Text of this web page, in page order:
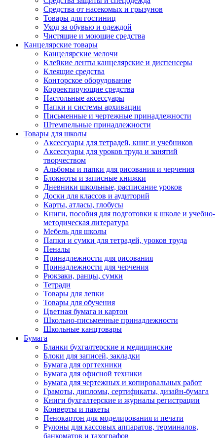
Средства от насекомых и грызунов
Товары для гостиниц
Уход за обувью и одеждой
Чистящие и моющие средства
Канцелярские товары
Канцелярские мелочи
Клейкие ленты канцелярские и диспенсеры
Клеящие средства
Конторское оборудование
Корректирующие средства
Настольные аксессуары
Папки и системы архивации
Письменные и чертежные принадлежности
Штемпельные принадлежности
Товары для школы
Аксессуары для тетрадей, книг и учебников
Аксессуары для уроков труда и занятий
творчеством
Альбомы и папки для рисования и черчения
Блокноты и записные книжки
Дневники школьные, расписание уроков
Доски для классов и аудиторий
Карты, атласы, глобусы
Книги, пособия для подготовки к школе и учебно-
методическая литература
Мебель для школы
Папки и сумки для тетрадей, уроков труда
Пеналы
Принадлежности для рисования
Принадлежности для черчения
Рюкзаки, ранцы, сумки
Тетради
Товары для лепки
Товары для обучения
Цветная бумага и картон
Школьно-письменные принадлежности
Школьные канцтовары
Бумага
Бланки бухгалтерские и медицинские
Блоки для записей, закладки
Бумага для оргтехники
Бумага для офисной техники
Бумага для чертежных и копировальных работ
Грамоты, дипломы, сертификаты, дизайн-бумага
Книги бухгалтерские и журналы регистрации
Конверты и пакеты
Пенокартон для моделирования и печати
Рулоны для кассовых аппаратов, терминалов,
банкоматов и тахографов